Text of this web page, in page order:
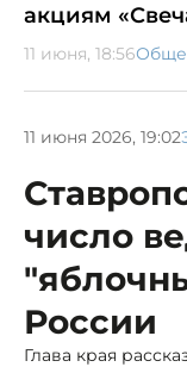
акциям
11 июня, 18:56
11 июня 2026, 19:02
число
России
Глава края